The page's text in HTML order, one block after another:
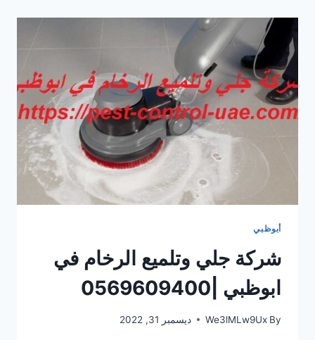
|0569609400|
ابادة
الحشرات
أبوظبي
شركة جلي وتلميع الرخام في
ابوظبي |0569609400
By
We3lMLw9Ux ديسمبر 31, 2022